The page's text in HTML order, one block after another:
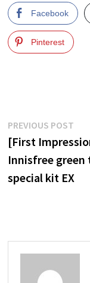
Facebook
Pinterest
Post
navigation
PREVIOUS POST
[First
Innisfree green
special kit EX